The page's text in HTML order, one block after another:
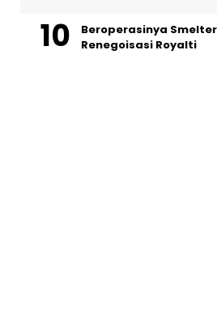
Beroperasinya Smelter
Renegoisasi Royalti